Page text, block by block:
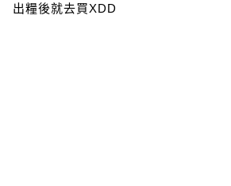
出糧後就去買XDD